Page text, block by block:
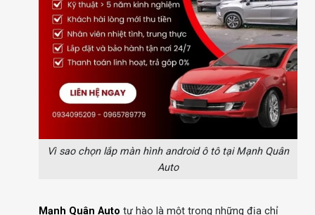
Vì sao chọn lắp màn hình android ô tô tại Mạnh Quân
Auto
Mạnh Quân Auto tự hào là một trong những địa chỉ